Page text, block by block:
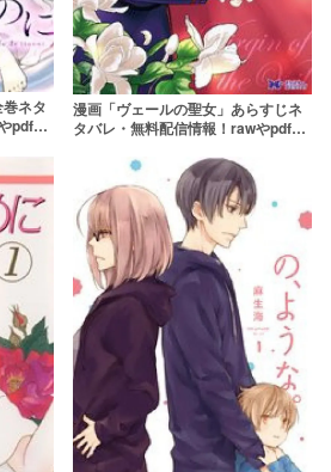
ネタ
pdfで
漫画「ヴェールの聖女」あらすじネ
タバレ・無料配信情報！rawやpdfで